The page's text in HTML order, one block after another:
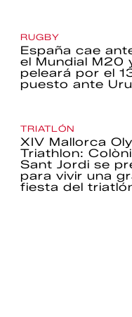
RUGBY
España cae
el Mundial M20
peleará por el
puesto ante
TRIATLÓN
XIV Mallorca
Triathlon:
Sant Jordi se
para vivir una
fiesta del